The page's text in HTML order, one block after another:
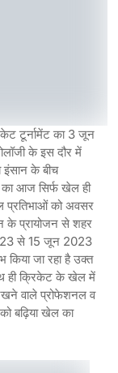
टूर्नामेंट का 3 जून
के इस दौर में
इंसान के बीच
का आज सिर्फ खेल ही
प्रतिभाओं को अवसर
के प्रायोजन से शहर
से 15 जून 2023
किया जा रहा है उक्त
ही क्रिकेट के खेल में
वाले प्रोफेशनल व
को बढ़िया खेल का